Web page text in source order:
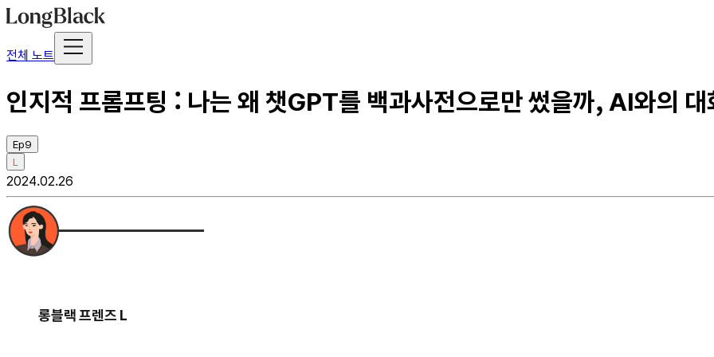
전체 노트
인지적 프롬프팅 : 나는 왜 챗GPT를 백과사전으로만 썼을까, AI와의 대
Ep9
L
2024.02.26
롱블랙 프렌즈 L